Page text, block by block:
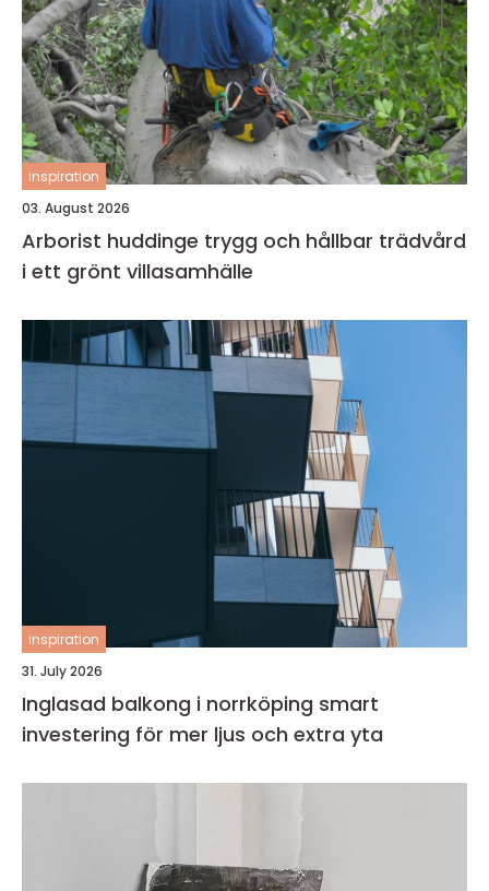
inspiration
03. August 2026
Arborist huddinge trygg och hållbar trädvård
i ett grönt villasamhälle
inspiration
31. July 2026
Inglasad balkong i norrköping smart
investering för mer ljus och extra yta